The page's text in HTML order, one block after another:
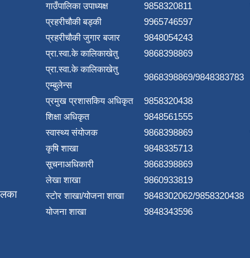
गाउँपालिका उपाध्यक्ष
9858320811
प्रहरीचौकी बड्की
9965746597
प्रहरीचौकी जुगार बजार
9848054243
प्रा.स्वा.के कालिकाखेतु
9868398869
प्रा.स्वा.के कालिकाखेतु
एम्बुलेन्स
9868398869/9848383783
प्रमुख प्रशासकिय अधिकृत
9858320438
शिक्षा अधिकृत
9848561555
स्वास्थ्य संयोजक
9868398869
कृषि शाखा
9848335713
सूचनाअधिकारी
9868398869
लेखा शाखा
9860933819
स्टाेर शाखा/योजना शाखा
9848302062/9858320438
योजना शाखा
9848343596